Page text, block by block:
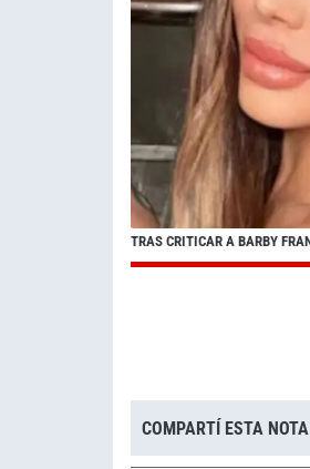
TRAS CRITICAR A BARBY
COMPARTÍ ESTA NOTA